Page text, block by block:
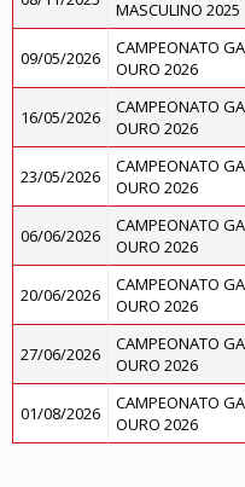
MASCULINO 2025
09/05/2026
CAMPEONATO
OURO 2026
16/05/2026
CAMPEONATO
OURO 2026
23/05/2026
CAMPEONATO
OURO 2026
06/06/2026
CAMPEONATO
OURO 2026
20/06/2026
CAMPEONATO
OURO 2026
27/06/2026
CAMPEONATO
OURO 2026
01/08/2026
CAMPEONATO
OURO 2026